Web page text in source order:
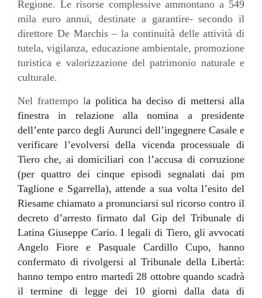
Regione. Le risorse complessive ammontano a 549
mila euro annui, destinate a garantire- secondo il
direttore De Marchis – la continuità delle attività di
tutela, vigilanza, educazione ambientale, promozione
turistica e valorizzazione del patrimonio naturale e
culturale.
Nel frattempo la politica ha deciso di mettersi alla
finestra in relazione alla nomina a presidente
dell’ente parco degli Aurunci dell’ingegnere Casale e
verificare l’evolversi della vicenda processuale di
Tiero che, ai domiciliari con l’accusa di corruzione
(per quattro dei cinque episodi segnalati dai pm
Taglione e Sgarrella), attende a sua volta l’esito del
Riesame chiamato a pronunciarsi sul ricorso contro il
decreto d’arresto firmato dal Gip del Tribunale di
Latina Giuseppe Cario. I legali di Tiero, gli avvocati
Angelo Fiore e Pasquale Cardillo Cupo, hanno
confermato di rivolgersi al Tribunale della Libertà:
hanno tempo entro martedì 28 ottobre quando scadrà
il termine di legge dei 10 giorni dalla data di